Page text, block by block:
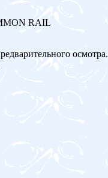
RAIL
осмотра.